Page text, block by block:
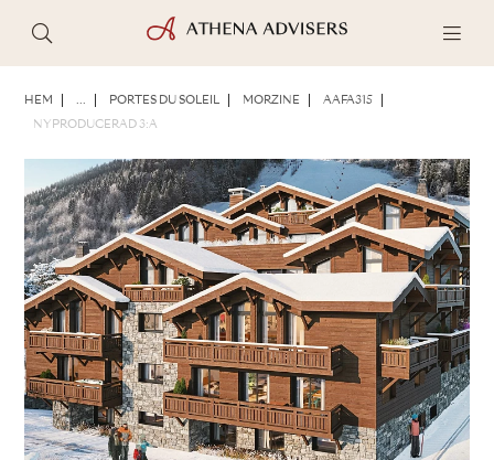
HEM ... PORTES DU SOLEIL MORZINE AAFA315
NYPRODUCERAD 3:A